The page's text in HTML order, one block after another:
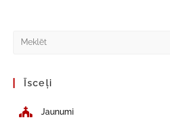
Īsceļi
Jaunumi